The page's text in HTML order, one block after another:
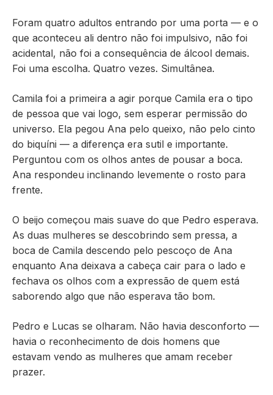
Foram quatro adultos entrando por uma porta — e o
que aconteceu ali dentro não foi impulsivo, não foi
acidental, não foi a consequência de álcool demais.
Foi uma escolha. Quatro vezes. Simultânea.
Camila foi a primeira a agir porque Camila era o tipo
de pessoa que vai logo, sem esperar permissão do
universo. Ela pegou Ana pelo queixo, não pelo cinto
do biquíni — a diferença era sutil e importante.
Perguntou com os olhos antes de pousar a boca.
Ana respondeu inclinando levemente o rosto para
frente.
O beijo começou mais suave do que Pedro esperava.
As duas mulheres se descobrindo sem pressa, a
boca de Camila descendo pelo pescoço de Ana
enquanto Ana deixava a cabeça cair para o lado e
fechava os olhos com a expressão de quem está
saborendo algo que não esperava tão bom.
Pedro e Lucas se olharam. Não havia desconforto —
havia o reconhecimento de dois homens que
estavam vendo as mulheres que amam receber
prazer.